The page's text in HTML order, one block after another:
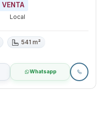
VENTA
Local
541 m²
Whatsapp